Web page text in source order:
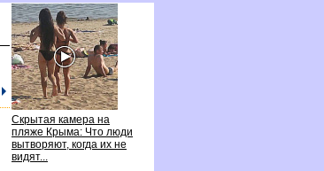
Скрытая камера на
пляже Крыма: Что люди
ытворяют, когда их не
идят...